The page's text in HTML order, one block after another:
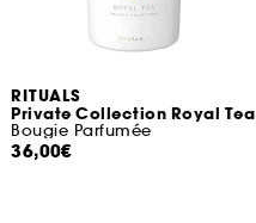
RITUALS
Private Collection Royal Tea
Bougie Parfumée
36,00€